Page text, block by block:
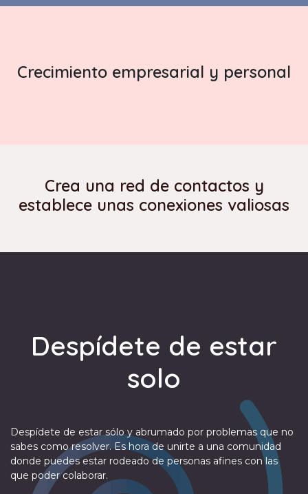
Crecimiento empresarial y personal
Crea una red de contactos y
establece unas conexiones valiosas
Despídete de estar
solo
Despídete de estar sólo y abrumado por problemas que no
sabes como resolver. Es hora de unirte a una comunidad
donde puedes estar rodeado de personas afines con las
que poder colaborar.